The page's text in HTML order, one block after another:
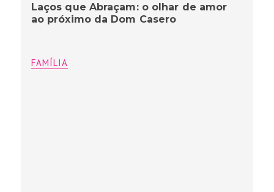
Laços que Abraçam: o olhar de amor
ao próximo da Dom Casero
FAMÍLIA